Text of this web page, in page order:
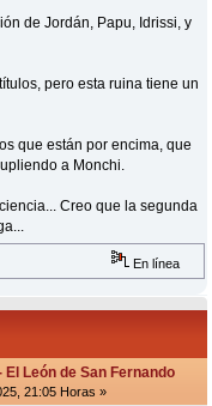
de Jordán, Papu, Idrissi, y
pero esta ruina tiene un
que están por encima, que
a Monchi.
Creo que la segunda
En línea
León de San Fernando
21:05 Horas »